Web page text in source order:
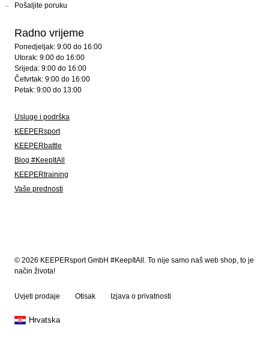
Pošaljite poruku
Radno vrijeme
Ponedjeljak: 9:00 do 16:00
Utorak: 9:00 do 16:00
Srijeda: 9:00 do 16:00
Četvrtak: 9:00 do 16:00
Petak: 9:00 do 13:00
Usluge i podrška
KEEPERsport
KEEPERbattle
Blog #KeepItAll
KEEPERtraining
Vaše prednosti
© 2026 KEEPERsport GmbH #KeepItAll. To nije samo naš web shop, to je
način života!
Uvjeti prodaje Otisak Izjava o privatnosti
Hrvatska